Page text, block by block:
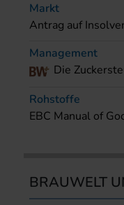
Markt
Antrag auf
Management
Die
Rohstoffe
EBC Manual of
BRAUWELT